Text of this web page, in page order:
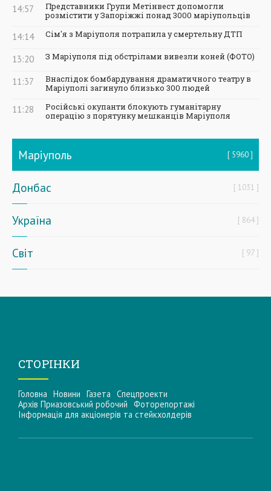
14:57
Представники Групи Метінвест допомогли
розмістити у Запоріжжі понад 3000 маріупольців
14:14 Сім'я з Маріуполя потрапила у смертельну ДТП
13:20 З Маріуполя під обстрілами вивезли коней (ФОТО)
11:37
Внаслідок бомбардування драматичного театру в
Маріуполі загинуло близько 300 людей
11:28
Російські окупанти блокують гуманітарну
операцію з порятунку мешканців Маріуполя
Маріуполь 5960
Донбас 1031
Україна 864
Світ 97
СТОРІНКИ
Головна Новини Газета Спецпроекти
Архів Приазовський робочий Фоторепортажі
Інформацiя для акцiонерiв та стейкхолдерiв